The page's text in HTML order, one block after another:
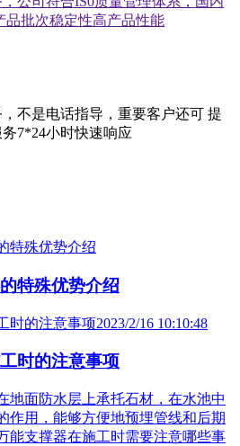
品批次稳定性高产品性能
不是电话指导，重要客户还可 提
7*24小时快速响应
特殊优势介绍
2023/2/16 10:10:48
时的注意事项
地面防水层上承托石材，在水池中
作用，能够方便地预埋管线和后期
能支撑器在施工时需要注意哪些事